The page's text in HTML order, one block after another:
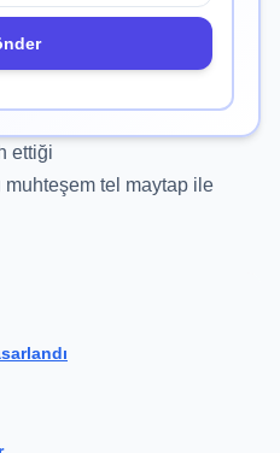
ettiği
tel maytap ile